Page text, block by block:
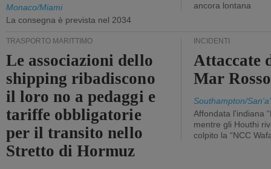
Monaco/Miami
La consegna è prevista nel 2034
ancora lontana
TRASPORTO MARITTIMO
Le associazioni dello
shipping ribadiscono
il loro no a pedaggi e
tariffe obbligatorie
per il transito nello
Stretto di Hormuz
INCIDENTI
Attaccate
Mar Rosso
Southampton/
Affondata l'indiana
mentre gli Houthi
colpito la “NCC